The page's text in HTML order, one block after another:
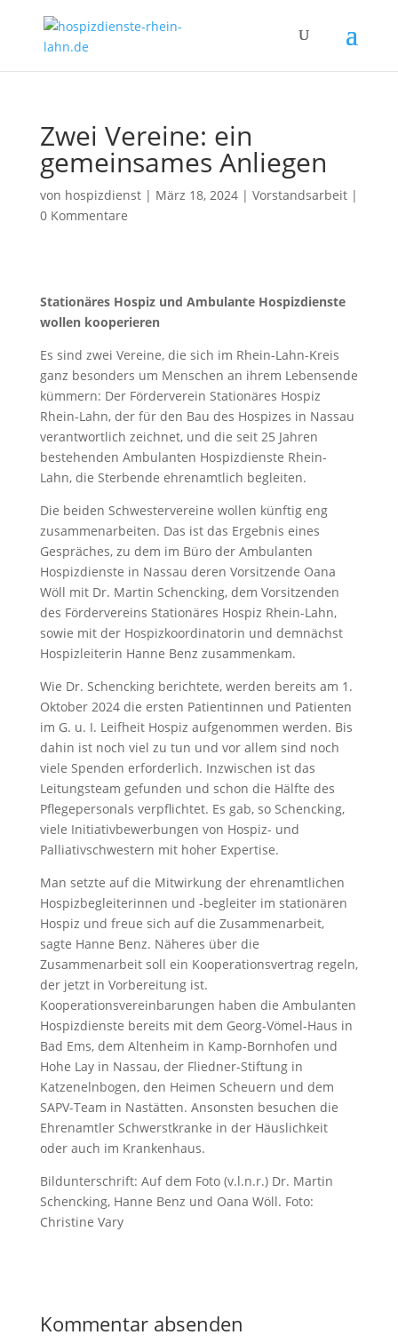
Zwei Vereine: ein
gemeinsames Anliegen
von hospizdienst| März 18, 2024| Vorstandsarbeit|
0 Kommentare
Stationäres Hospiz und Ambulante Hospizdienste
wollen kooperieren
Es sind zwei Vereine, die sich im Rhein-Lahn-Kreis
ganz besonders um Menschen an ihrem Lebensende
kümmern: Der Förderverein Stationäres Hospiz
Rhein-Lahn, der für den Bau des Hospizes in Nassau
verantwortlich zeichnet, und die seit 25 Jahren
bestehenden Ambulanten Hospizdienste Rhein-
Lahn, die Sterbende ehrenamtlich begleiten.
Die beiden Schwestervereine wollen künftig eng
zusammenarbeiten. Das ist das Ergebnis eines
Gespräches, zu dem im Büro der Ambulanten
Hospizdienste in Nassau deren Vorsitzende Oana
Wöll mit Dr. Martin Schencking, dem Vorsitzenden
des Fördervereins Stationäres Hospiz Rhein-Lahn,
sowie mit der Hospizkoordinatorin und demnächst
Hospizleiterin Hanne Benz zusammenkam.
Wie Dr. Schencking berichtete, werden bereits am 1.
Oktober 2024 die ersten Patientinnen und Patienten
im G. u. I. Leifheit Hospiz aufgenommen werden. Bis
dahin ist noch viel zu tun und vor allem sind noch
viele Spenden erforderlich. Inzwischen ist das
Leitungsteam gefunden und schon die Hälfte des
Pflegepersonals verpflichtet. Es gab, so Schencking,
viele Initiativbewerbungen von Hospiz- und
Palliativschwestern mit hoher Expertise.
Man setzte auf die Mitwirkung der ehrenamtlichen
Hospizbegleiterinnen und -begleiter im stationären
Hospiz und freue sich auf die Zusammenarbeit,
sagte Hanne Benz. Näheres über die
Zusammenarbeit soll ein Kooperationsvertrag regeln,
der jetzt in Vorbereitung ist.
Kooperationsvereinbarungen haben die Ambulanten
Hospizdienste bereits mit dem Georg-Vömel-Haus in
Bad Ems, dem Altenheim in Kamp-Bornhofen und
Hohe Lay in Nassau, der Fliedner-Stiftung in
Katzenelnbogen, den Heimen Scheuern und dem
SAPV-Team in Nastätten. Ansonsten besuchen die
Ehrenamtler Schwerstkranke in der Häuslichkeit
oder auch im Krankenhaus.
Bildunterschrift: Auf dem Foto (v.l.n.r.) Dr. Martin
Schencking, Hanne Benz und Oana Wöll. Foto:
Christine Vary
Kommentar absenden